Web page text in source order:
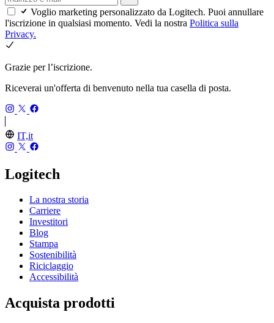
Voglio marketing personalizzato da Logitech. Puoi annullare
l'iscrizione in qualsiasi momento. Vedi la nostra Politica sulla
Privacy.
Grazie per l’iscrizione.
Riceverai un'offerta di benvenuto nella tua casella di posta.
IT,it
Logitech
La nostra storia
Carriere
Investitori
Blog
Stampa
Sostenibilità
Riciclaggio
Accessibilità
Acquista prodotti